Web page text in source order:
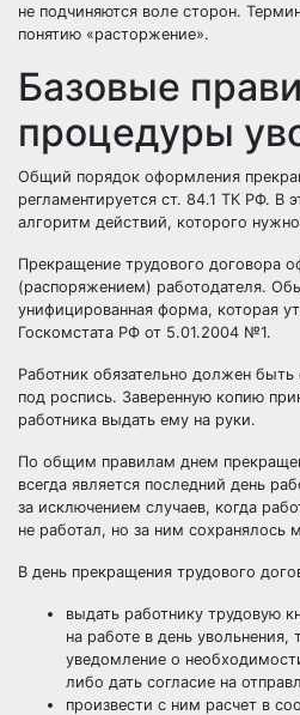
не подчиняются воле сторон.
понятию «расторжение».
Базовые
процедуры
Общий порядок оформления
регламентируется ст. 84.1 ТК РФ. В
алгоритм действий, которого
Прекращение трудового договора
(распоряжением) работодателя.
унифицированная форма, которая
Госкомстата РФ от 5.01.2004 №1.
Работник обязательно должен
под роспись. Заверенную копию
работника выдать ему на руки.
По общим правилам днем
всегда является последний день
за исключением случаев, когда
не работал, но за ним сохранялось
В день прекращения трудового
выдать работнику трудовую
на работе в день увольнения,
уведомление о
либо дать согласие на
произвести с ним расчет в